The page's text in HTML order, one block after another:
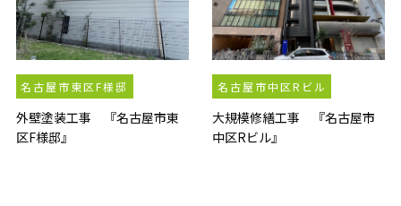
名古屋市東区F様邸
外壁塗装工事 『名古屋市東
区F様邸』
名古屋市中区Rビル
大規模修繕工事 『名古屋市
中区Rビル』